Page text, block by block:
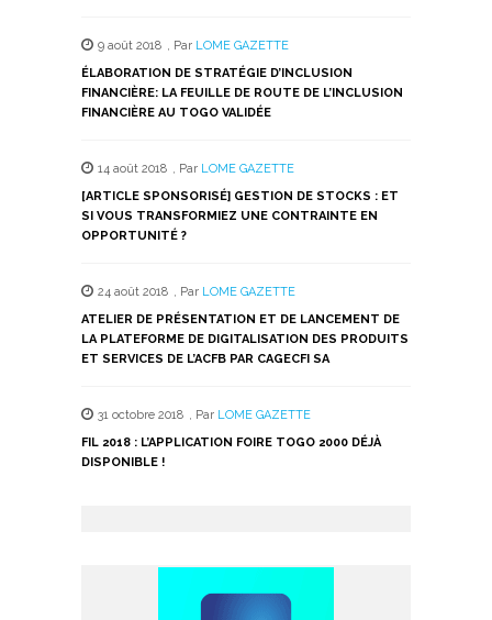
9 août 2018 , Par LOME GAZETTE
ÉLABORATION DE STRATÉGIE D’INCLUSION
FINANCIÈRE: LA FEUILLE DE ROUTE DE L’INCLUSION
FINANCIÈRE AU TOGO VALIDÉE
14 août 2018 , Par LOME GAZETTE
[ARTICLE SPONSORISÉ] GESTION DE STOCKS : ET
SI VOUS TRANSFORMIEZ UNE CONTRAINTE EN
OPPORTUNITÉ ?
24 août 2018 , Par LOME GAZETTE
ATELIER DE PRÉSENTATION ET DE LANCEMENT DE
LA PLATEFORME DE DIGITALISATION DES PRODUITS
ET SERVICES DE L’ACFB PAR CAGECFI SA
31 octobre 2018 , Par LOME GAZETTE
FIL 2018 : L’APPLICATION FOIRE TOGO 2000 DÉJÀ
DISPONIBLE !